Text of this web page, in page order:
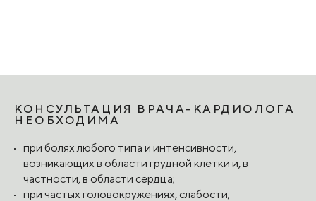
КОНСУЛЬТАЦИЯ ВРАЧА-КАРДИОЛОГА
НЕОБХОДИМА
при болях любого типа и интенсивности,
возникающих в области грудной клетки и, в
частности, в области сердца;
при частых головокружениях, слабости;